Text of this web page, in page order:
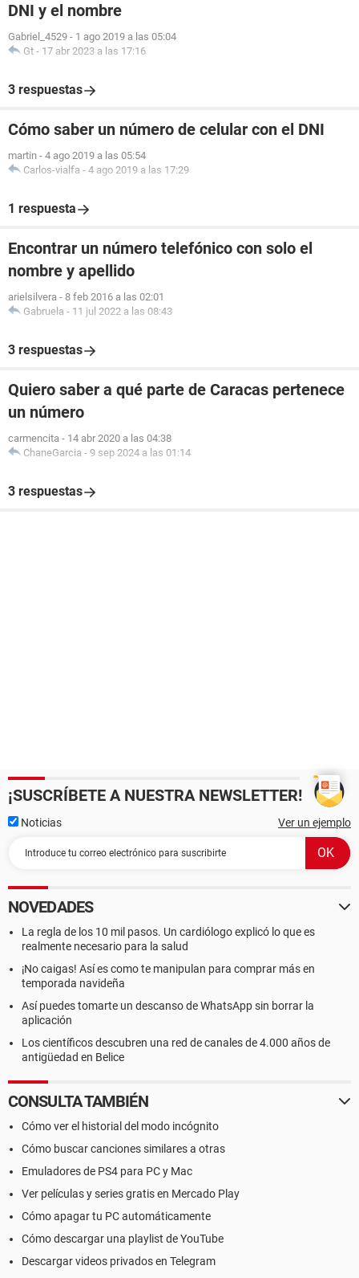
DNI y el nombre
Gabriel_4529 - 1 ago 2019 a las 05:04
Gt - 17 abr 2023 a las 17:16
3 respuestas
Cómo saber un número de celular con el DNI
martin - 4 ago 2019 a las 05:54
Carlos-vialfa - 4 ago 2019 a las 17:29
1 respuesta
Encontrar un número telefónico con solo el
nombre y apellido
arielsilvera - 8 feb 2016 a las 02:01
Gabruela - 11 jul 2022 a las 08:43
3 respuestas
Quiero saber a qué parte de Caracas pertenece
un número
carmencita - 14 abr 2020 a las 04:38
ChaneGarcia - 9 sep 2024 a las 01:14
3 respuestas
¡SUSCRÍBETE A NUESTRA NEWSLETTER!
Noticias Ver un ejemplo
NOVEDADES
La regla de los 10 mil pasos. Un cardiólogo explicó lo que es
realmente necesario para la salud
¡No caigas! Así es como te manipulan para comprar más en
temporada navideña
Así puedes tomarte un descanso de WhatsApp sin borrar la
aplicación
Los científicos descubren una red de canales de 4.000 años de
antigüedad en Belice
CONSULTA TAMBIÉN
Cómo ver el historial del modo incógnito
Cómo buscar canciones similares a otras
Emuladores de PS4 para PC y Mac
Ver películas y series gratis en Mercado Play
Cómo apagar tu PC automáticamente
Cómo descargar una playlist de YouTube
Descargar videos privados en Telegram